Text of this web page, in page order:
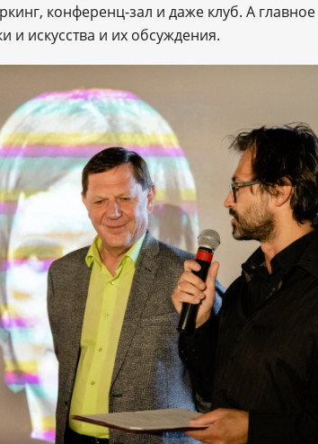
конференц-зал и даже клуб. А
и искусства и их обсуждения.